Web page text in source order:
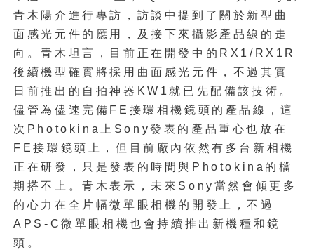
青木陽介進行專訪，訪談中提到了關於新型曲
面感光元件的應用，及接下來攝影產品線的走
向。青木坦言，目前正在開發中的RX1/RX1R
後續機型確實將採用曲面感光元件，不過其實
日前推出的自拍神器KW1就已先配備該技術。
儘管為儘速完備FE接環相機鏡頭的產品線，這
次Photokina上Sony發表的產品重心也放在
FE接環鏡頭上，但目前廠內依然有多台新相機
正在研發，只是發表的時間與Photokina的檔
期搭不上。青木表示，未來Sony當然會傾更多
的心力在全片幅微單眼相機的開發上，不過
APS-C微單眼相機也會持續推出新機種和鏡
頭。